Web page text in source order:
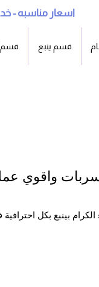
اسعار مناسبه -
قسم قسم ينبع
واقوي
بينبع بكل